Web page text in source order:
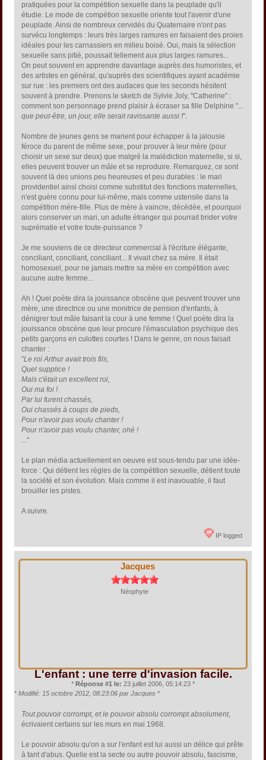
pratiquées pour la compétition sexuelle dans la peuplade qu'il
étudie. Le mode de compétion sexuelle oriente tout l'avenir d'une
peuplade. Ainsi de nombreux cervidés du Quaternaire n'ont pas
survécu longtemps : leurs très larges ramures en faisaient des proies
idéales pour les carnassiers en milieu boisé. Oui, mais la sélection
sexuelle sans pitié, poussait tellement aux plus larges ramures...
On peut souvent en apprendre davantage auprès des humoristes, et
des artistes en général, qu'auprès des scientifiques ayant académie
sur rue : les premiers ont des audaces que les seconds hésitent
souvent à prendre. Prenons le sketch de Sylvie Joly, "Catherine" :
comment son personnage prend plaisir à écraser sa fille Delphine "...
que peut-être, un jour, elle serait ravissante aussi !".
Nombre de jeunes gens se marient pour échapper à la jalousie
féroce du parent de même sexe, pour prouver à leur mère (pour
choisir un sexe sur deux) que malgré la malédiction maternelle, si si,
elles peuvent trouver un mâle et se reproduire. Remarquez, ce sont
souvent là des unions peu heureuses et peu durables : le mari
providentiel ainsi choisi comme substitut des fonctions maternelles,
n'est guère connu pour lui-même, mais comme ustensile dans la
compétition mère-fille. Plus de mère à vaincre, décédée, et pourquoi
alors conserver un mari, un adulte étranger qui pourrait brider votre
suprématie et votre toute-puissance ?
Je me souviens de ce directeur commercial à l'écriture élégante,
conciliant, conciliant, conciliant... Il vivait chez sa mère. Il était
homosexuel, pour ne jamais mettre sa mère en compétition avec
aucune autre femme...
Ah ! Quel poète dira la jouissance obscène que peuvent trouver une
mère, une directrice ou une monitrice de pension d'enfants, à
dénigrer tout mâle faisant la cour à une femme ! Quel poète dira la
jouissance obscène que leur procure l'émasculation psychique des
petits garçons en culottes courtes ! Dans le genre, on nous faisait
chanter :
"Le roi Arthur avait trois fils,
Quel supplice !
Mais c'était un excellent roi,
Oui ma foi !
Par lui furent chassés,
Oui chassés à coups de pieds,
Pour n'avoir pas voulu chanter !
Pour n'avoir pas voulu chanter, ohé !
..."
Le plan média actuellement en oeuvre est sous-tendu par une idée-
force : Qui détient les règles de la compétition sexuelle, détient toute
la société et son évolution. Mais comme il est inavouable, il faut
brouiller les pistes.
A suivre.
IP logged
Jacques
Néophyte
L'enfant : une terre d'invasion facile.
* Réponse #1 le: 23 juillet 2006, 05:14:23 *
* Modifié: 15 octobre 2012, 08:23:06 par Jacques *
Tout pouvoir corrompt, et le pouvoir absolu corrompt absolument,
écrivaient certains sur les murs en mai 1968.
Le pouvoir absolu qu'on a sur l'enfant est lui aussi un délice qui prête
à tant d'abus. Quelle est la secte ou autre pouvoir absolu, fascisme,